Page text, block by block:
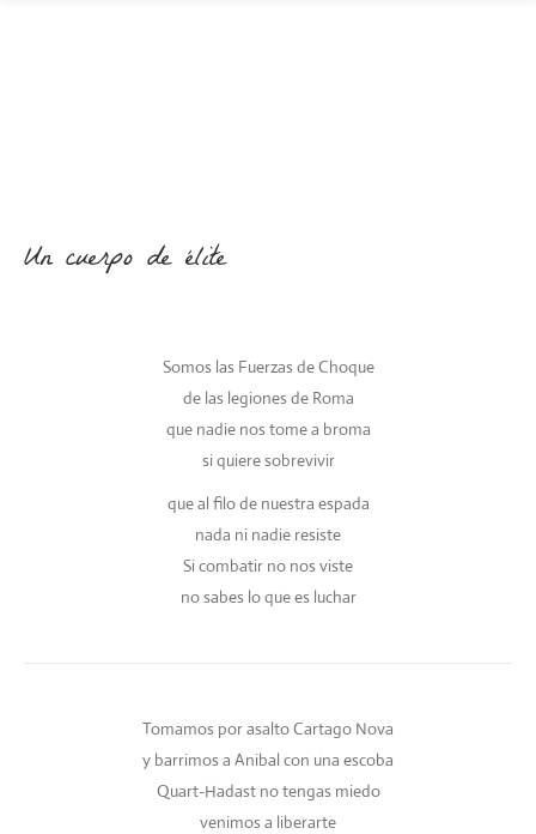
Un cuerpo de élite
Somos las Fuerzas de Choque
de las legiones de Roma
que nadie nos tome a broma
si quiere sobrevivir
que al filo de nuestra espada
nada ni nadie resiste
Si combatir no nos viste
no sabes lo que es luchar
Tomamos por asalto Cartago Nova
y barrimos a Anibal con una escoba
Quart-Hadast no tengas miedo
venimos a liberarte